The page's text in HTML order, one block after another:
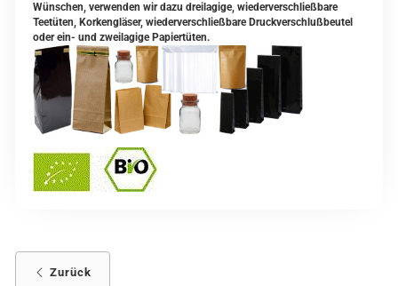
Wünschen, verwenden wir dazu dreilagige, wiederverschließbare
Teetüten, Korkengläser, wiederverschließbare Druckverschlußbeutel
oder ein- und zweilagige Papiertüten.
Zurück